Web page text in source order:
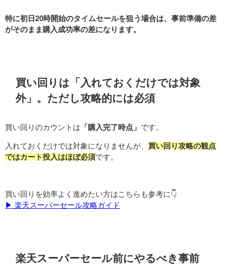
特に初日20時開始のタイムセールを狙う場合は、事前準備の差
がそのまま購入成功率の差になります。
買い回りは「入れておくだけでは対象
外」。ただし攻略的には必須
買い回りのカウントは 「購入完了時点」 です。
入れておくだけでは対象になりませんが、 買い回り攻略の観点
ではカート投入はほぼ必須です。
買い回りを効率よく進めたい方はこちらも参考に👇
▶︎ 楽天スーパーセール攻略ガイド
楽天スーパーセール前にやるべき事前